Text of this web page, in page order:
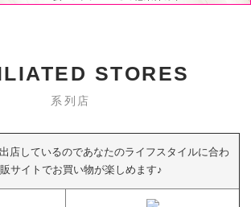
STORES
系列店
店しているのであなたのライフスタイルに合わ
サイトでお買い物が楽しめます♪